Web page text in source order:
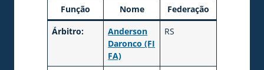
Função Nome
Federação
Árbitro:
Anderson
Daronco (FI
FA)
RS